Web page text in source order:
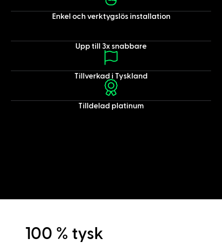
Enkel och verktygslös installation
Upp till 3x snabbare
Tillverkad i Tyskland
Tilldelad platinum
100 % tysk